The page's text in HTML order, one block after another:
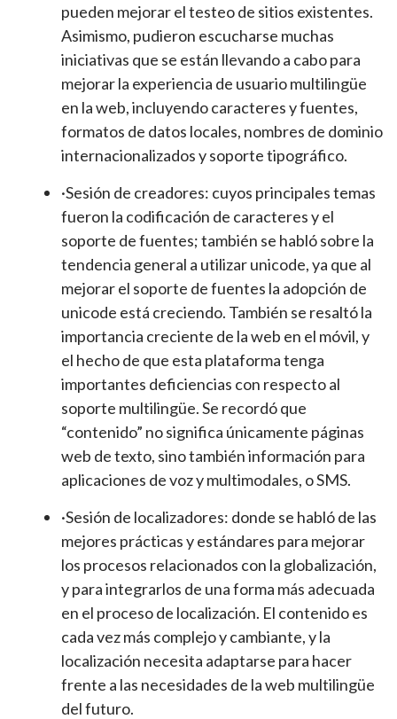
pueden mejorar el testeo de sitios existentes.
Asimismo, pudieron escucharse muchas
iniciativas que se están llevando a cabo para
mejorar la experiencia de usuario multilingüe
en la web, incluyendo caracteres y fuentes,
formatos de datos locales, nombres de dominio
internacionalizados y soporte tipográfico.
·Sesión de creadores: cuyos principales temas
fueron la codificación de caracteres y el
soporte de fuentes; también se habló sobre la
tendencia general a utilizar unicode, ya que al
mejorar el soporte de fuentes la adopción de
unicode está creciendo. También se resaltó la
importancia creciente de la web en el móvil, y
el hecho de que esta plataforma tenga
importantes deficiencias con respecto al
soporte multilingüe. Se recordó que
“contenido” no significa únicamente páginas
web de texto, sino también información para
aplicaciones de voz y multimodales, o SMS.
·Sesión de localizadores: donde se habló de las
mejores prácticas y estándares para mejorar
los procesos relacionados con la globalización,
y para integrarlos de una forma más adecuada
en el proceso de localización. El contenido es
cada vez más complejo y cambiante, y la
localización necesita adaptarse para hacer
frente a las necesidades de la web multilingüe
del futuro.